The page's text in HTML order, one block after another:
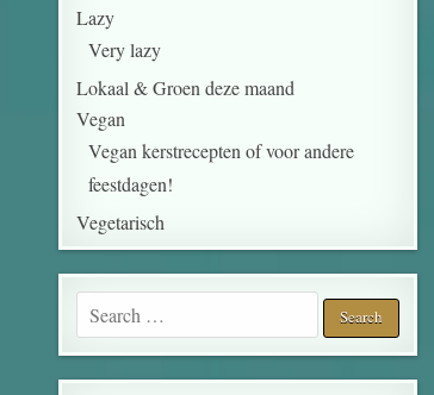
Lazy
Very lazy
Lokaal & Groen deze maand
Vegan
Vegan kerstrecepten of voor andere
feestdagen!
Vegetarisch